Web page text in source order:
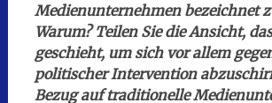
Medienunternehmen bezeichnet
Warum? Teilen Sie die Ansicht,
geschieht, um sich vor allem
politischer Intervention
Bezug auf traditionelle